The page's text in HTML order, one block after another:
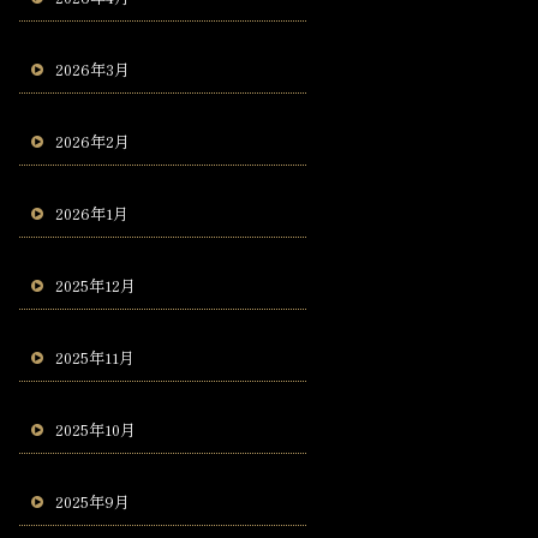
2026年3月
2026年2月
2026年1月
2025年12月
2025年11月
2025年10月
2025年9月